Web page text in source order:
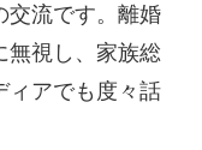
交流です。離婚
無視し、家族総
ィアでも度々話